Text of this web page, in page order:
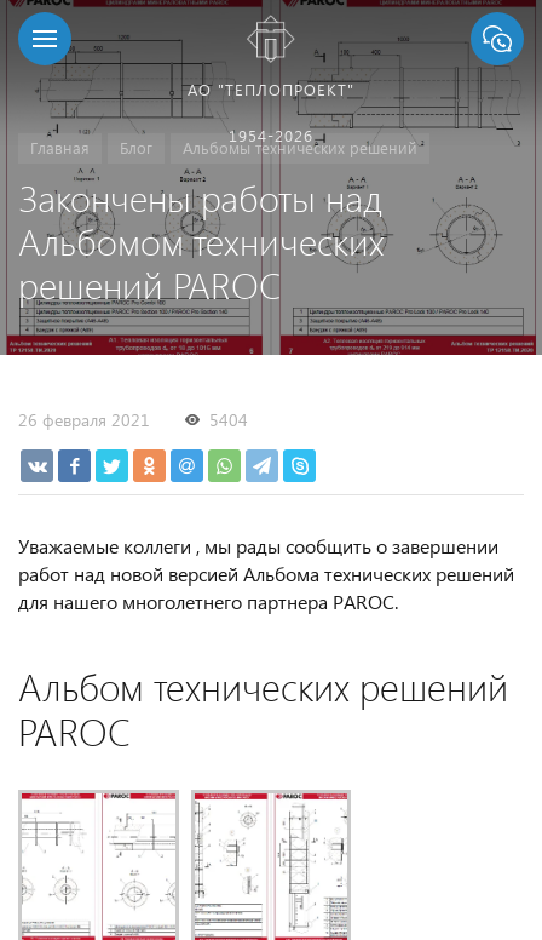
АО "ТЕПЛОПРОЕКТ"
1954-2026
Главная Блог Альбомы технических решений
Закончены работы над
Альбомом технических
решений PAROC
26 февраля 2021 5404
Уважаемые коллеги , мы рады сообщить о завершении
работ над новой версией Альбома технических решений
для нашего многолетнего партнера PAROC.
Альбом технических решений
PAROC